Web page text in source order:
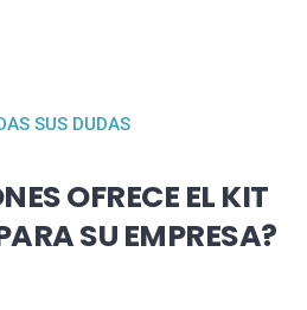
SUS DUDAS
OFRECE EL KIT
SU EMPRESA?